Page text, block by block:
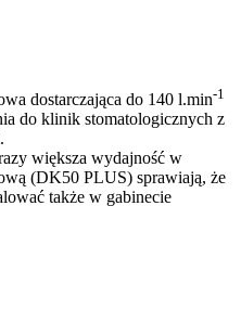
dostarczająca do 140 l.min-1
do klinik stomatologicznych z
większa wydajność w
(DK50 PLUS) sprawiają, że
także w gabinecie